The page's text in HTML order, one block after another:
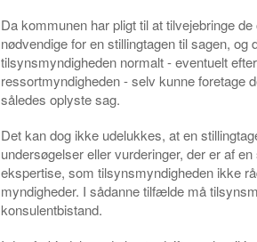
Da kommunen har pligt til at tilvejebringe
nødvendige for en stillingtagen til sagen,
tilsynsmyndigheden normalt - eventuelt
ressortmyndigheden - selv kunne foretage
således oplyste sag.
Det kan dog ikke udelukkes, at en
undersøgelser eller vurderinger, der er af
ekspertise, som tilsynsmyndigheden ikke
myndigheder. I sådanne tilfælde må
konsulentbistand.